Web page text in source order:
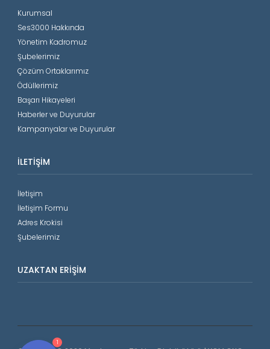
Kurumsal
Ses3000 Hakkında
Yönetim Kadromuz
Şubelerimiz
Çözüm Ortaklarımız
Ödüllerimiz
Başarı Hikayeleri
Haberler ve Duyurular
Kampanyalar ve Duyurular
İLETIŞIM
İletişim
İletişim Formu
Adres Krokisi
Şubelerimiz
UZAKTAN ERIŞIM
1